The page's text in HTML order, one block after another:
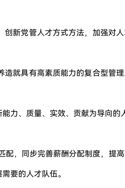
新党管人才方式方法，加强对
就具有高素质能力的复合型管理
力、质量、实效、贡献为导向的
，同步完善薪酬分配制度，提高
要的人才队伍。